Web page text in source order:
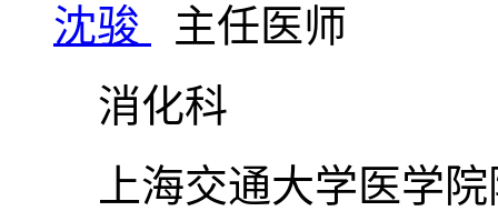
沈骏
主任医师
消化科
上海交通大学医学